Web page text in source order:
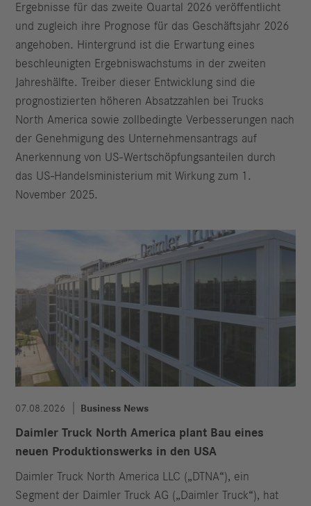
Ergebnisse für das zweite Quartal 2026 veröffentlicht
und zugleich ihre Prognose für das Geschäftsjahr 2026
angehoben. Hintergrund ist die Erwartung eines
beschleunigten Ergebniswachstums in der zweiten
Jahreshälfte. Treiber dieser Entwicklung sind die
prognostizierten höheren Absatzzahlen bei Trucks
North America sowie zollbedingte Verbesserungen nach
der Genehmigung des Unternehmensantrags auf
Anerkennung von US-Wertschöpfungsanteilen durch
das US-Handelsministerium mit Wirkung zum 1.
November 2025.
07.08.2026 Business News
Daimler Truck North America plant Bau eines
neuen Produktionswerks in den USA
Daimler Truck North America LLC („DTNA“), ein
Segment der Daimler Truck AG („Daimler Truck“), hat